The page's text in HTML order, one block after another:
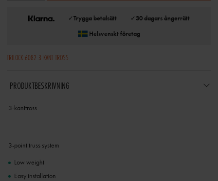
✓Trygga betalsätt ✓30 dagars ångerrätt
Helsvenskt företag
TRILOCK 6082 3-KANT TROSS
PRODUKTBESKRIVNING
3-kanttross
3-point truss system
Low weight
Easy installation